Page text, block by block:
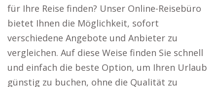
für Ihre Reise finden? Unser Online-Reisebüro
bietet Ihnen die Möglichkeit, sofort
verschiedene Angebote und Anbieter zu
vergleichen. Auf diese Weise finden Sie schnell
und einfach die beste Option, um Ihren Urlaub
günstig zu buchen, ohne die Qualität zu